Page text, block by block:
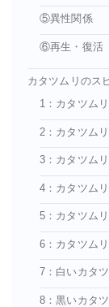
⑤異性関係
⑥再生・復活
カタツムリのス
1：カタツム
2：カタツム
3：カタツム
4：カタツム
5：カタツム
6：カタツム
7：白いカタ
8：黒いカタ